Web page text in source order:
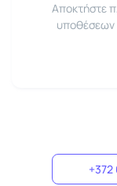
Αποκτήστε
υποθέσεων